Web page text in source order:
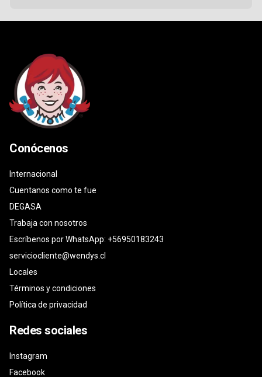
Conócenos
Internacional
Cuentanos como te fue
DEGASA
Trabaja con nosotros
Escríbenos por WhatsApp: +56950183243
serviciocliente@wendys.cl
Locales
Términos y condiciones
Política de privacidad
Redes sociales
Instagram
Facebook